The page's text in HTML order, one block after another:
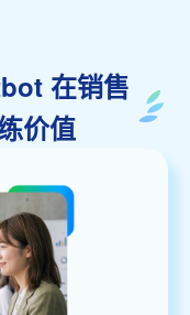
在销售
价值